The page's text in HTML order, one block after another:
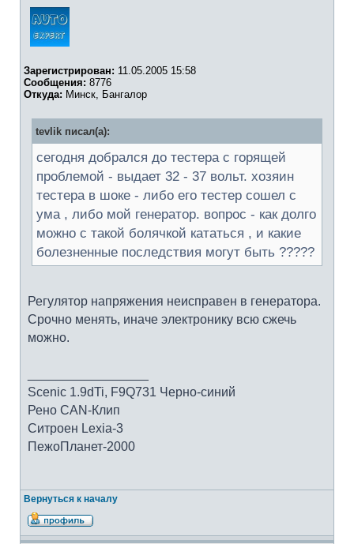
Зарегистрирован: 11.05.2005 15:58
Сообщения: 8776
Откуда: Минск, Бангалор
tevlik писал(а):
сегодня добрался до тестера с горящей
проблемой - выдает 32 - 37 вольт. хозяин
тестера в шоке - либо его тестер сошел с
ума , либо мой генератор. вопрос - как долго
можно с такой болячкой кататься , и какие
болезненные последствия могут быть ?????
Регулятор напряжения неисправен в генератора.
Срочно менять, иначе электронику всю сжечь
можно.
Scenic 1.9dTi, F9Q731 Черно-синий
Рено CAN-Клип
Ситроен Lexia-3
ПежоПланет-2000
Вернуться к началу